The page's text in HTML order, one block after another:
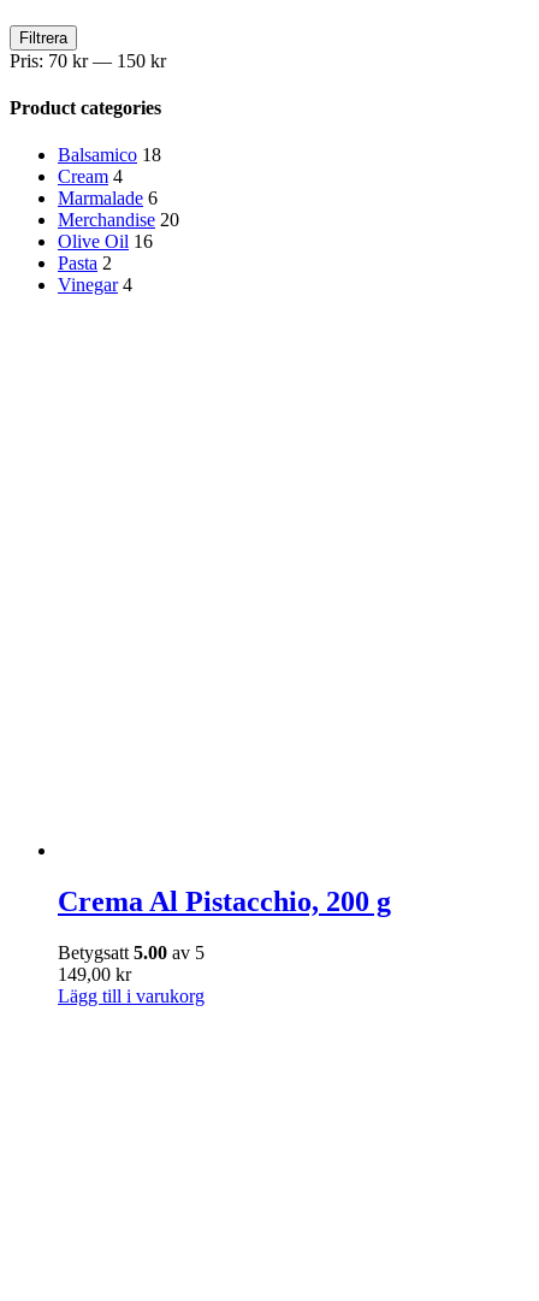
Min
pris
Max
pris
Filtrera
Pris: 70 kr— 150 kr
Product categories
Balsamico 18
Cream 4
Marmalade 6
Merchandise 20
Olive Oil 16
Pasta 2
Vinegar 4
Crema Al Pistacchio, 200 g
Betygsatt 5.00 av 5
149,00 kr
Lägg till i varukorg